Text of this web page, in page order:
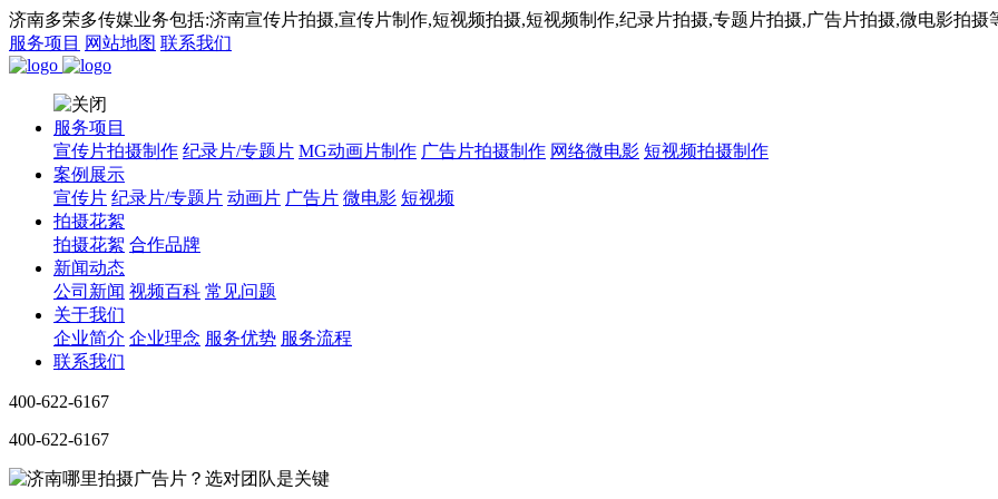
济南多荣多传媒业务包括:济南宣传片拍摄,宣传片制作,短视频拍摄,短视频制作,纪录片拍摄,专题片拍摄,广告片拍摄,微电影拍摄
服务项目 网站地图 联系我们
服务项目
宣传片拍摄制作 纪录片/专题片 MG动画片制作 广告片拍摄制作 网络微电影 短视频拍摄制作
案例展示
宣传片 纪录片/专题片 动画片 广告片 微电影 短视频
拍摄花絮
拍摄花絮 合作品牌
新闻动态
公司新闻 视频百科 常见问题
关于我们
企业简介 企业理念 服务优势 服务流程
联系我们
400-622-6167
400-622-6167